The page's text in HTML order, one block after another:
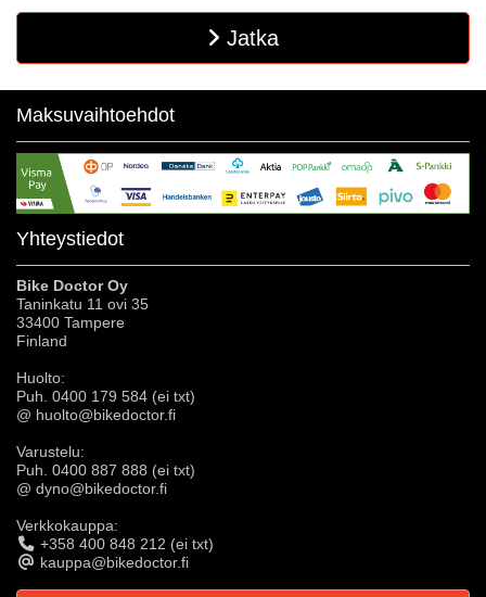
Jatka
Maksuvaihtoehdot
Yhteystiedot
Bike Doctor Oy
Taninkatu 11 ovi 35
33400 Tampere
Finland
Huolto:
Puh. 0400 179 584 (ei txt)
@ huolto@bikedoctor.fi
Varustelu:
Puh. 0400 887 888 (ei txt)
@ dyno@bikedoctor.fi
Verkkokauppa:
+358 400 848 212 (ei txt)
kauppa@bikedoctor.fi